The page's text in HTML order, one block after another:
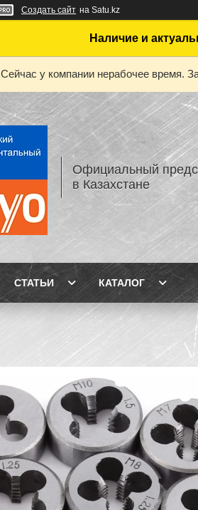
Создать сайт на Satu.kz
Наличие и
Сейчас у компании нерабочее время.
Официальный
в Казахстане
СТАТЬИ КАТАЛОГ